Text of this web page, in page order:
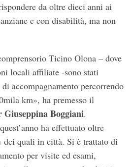
da oltre dieci anni ai
e con disabilità, ma non
Ticino Olona – dove
locali affiliate -sono stati
accompagnamento percorrendo
km», ha premesso il
Giuseppina Boggiani.
ha effettuato oltre
dei quali in città. Si è trattato di
per visite ed esami,